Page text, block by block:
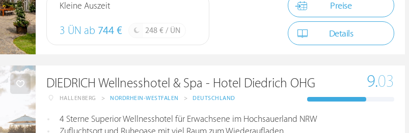
Kleine Auszeit
3 ÜN ab 744 € 248 € / ÜN
Preise
Details
DIEDRICH Wellnesshotel & Spa - Hotel Diedrich OHG
HALLENBERG > NORDRHEIN-WESTFALEN > DEUTSCHLAND
9.03
4 Sterne Superior Wellnesshotel für Erwachsene im Hochsauerland NRW